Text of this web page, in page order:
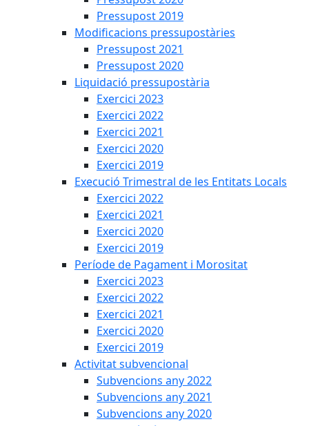
Pressupost 2019
Modificacions pressupostàries
Pressupost 2021
Pressupost 2020
Liquidació pressupostària
Exercici 2023
Exercici 2022
Exercici 2021
Exercici 2020
Exercici 2019
Execució Trimestral de les Entitats Locals
Exercici 2022
Exercici 2021
Exercici 2020
Exercici 2019
Període de Pagament i Morositat
Exercici 2023
Exercici 2022
Exercici 2021
Exercici 2020
Exercici 2019
Activitat subvencional
Subvencions any 2022
Subvencions any 2021
Subvencions any 2020